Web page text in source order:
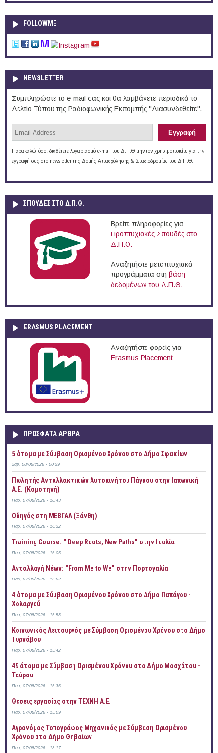
FOLLOWME
NEWSLETTER
Συμπληρώστε το e-mail σας και θα λαμβάνετε περιοδικά το
Δελτίο Τύπου της Ραδιοφωνικής Εκπομπής "Διασυνδεθείτε".
Παρακαλώ, όσοι διαθέτετε λογαριασμό e-mail του Δ.Π.Θ μην τον χρησιμοποιείτε για την
εγγραφή σας στο newsletter της Δομής Απασχόλησης & Σταδιοδρομίας του Δ.Π.Θ.
ΣΠΟΥΔΈΣ ΣΤΟ Δ.Π.Θ.
Βρείτε πληροφορίες για
Προπτυχιακές Σπουδές στο
Δ.Π.Θ.
Αναζητήστε μεταπτυχιακά
προγράμματα στη βάση
δεδομένων του Δ.Π.Θ.
ERASMUS PLACEMENT
Αναζητήστε φορείς για
Erasmus Placement
ΠΡOΣΦΑΤΑ AΡΘΡΑ
5 άτομα με Σύμβαση Ορισμένου Χρόνου στο Δήμο Σφακίων
Σάβ, 08/08/2026 - 00:29
Πωλητής Ανταλλακτικών Αυτοκινήτου Πάγκου στην Ιαπωνική
Α.Ε. (Κομοτηνή)
Παρ, 07/08/2026 - 18:43
Οδηγός στη ΜΕΒΓΑΛ (Ξάνθη)
Παρ, 07/08/2026 - 16:32
Training Course: “ Deep Roots, New Paths” στην Ιταλία
Παρ, 07/08/2026 - 16:05
Ανταλλαγή Νέων: “From Me to We” στην Πορτογαλία
Παρ, 07/08/2026 - 16:02
4 άτομα με Σύμβαση Ορισμένου Χρόνου στο Δήμο Παπάγου -
Χολαργού
Παρ, 07/08/2026 - 15:53
Κοινωνικός Λειτουργός με Σύμβαση Ορισμένου Χρόνου στο Δήμο
Τυρνάβου
Παρ, 07/08/2026 - 15:42
49 άτομα με Σύμβαση Ορισμένου Χρόνου στο Δήμο Μοσχάτου -
Ταύρου
Παρ, 07/08/2026 - 15:36
Θέσεις εργασίας στην ΤΕΧΝΗ Α.Ε.
Παρ, 07/08/2026 - 15:09
Αγρονόμος Τοπογράφος Μηχανικός με Σύμβαση Ορισμένου
Χρόνου στο Δήμο Θηβαίων
Παρ, 07/08/2026 - 13:17